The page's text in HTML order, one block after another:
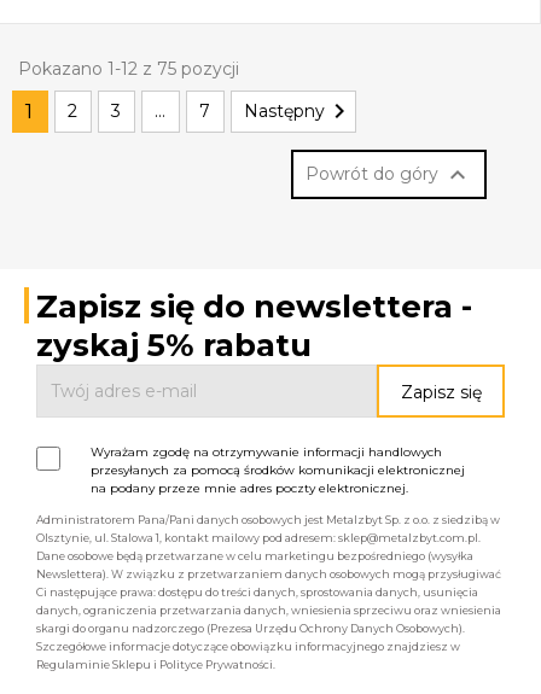
Pokazano 1-12 z 75 pozycji
1 2 3 … 7 Następny 
Powrót do góry 
Zapisz się do newslettera -
zyskaj 5% rabatu
Wyrażam zgodę na otrzymywanie informacji handlowych
przesyłanych za pomocą środków komunikacji elektronicznej
na podany przeze mnie adres poczty elektronicznej.
Administratorem Pana/Pani danych osobowych jest Metalzbyt Sp. z o.o. z siedzibą w
Olsztynie, ul. Stalowa 1, kontakt mailowy pod adresem: sklep@metalzbyt.com.pl.
Dane osobowe będą przetwarzane w celu marketingu bezpośredniego (wysyłka
Newslettera). W związku z przetwarzaniem danych osobowych mogą przysługiwać
Ci następujące prawa: dostępu do treści danych, sprostowania danych, usunięcia
danych, ograniczenia przetwarzania danych, wniesienia sprzeciwu oraz wniesienia
skargi do organu nadzorczego (Prezesa Urzędu Ochrony Danych Osobowych).
Szczegółowe informacje dotyczące obowiązku informacyjnego znajdziesz w
Regulaminie Sklepu i Polityce Prywatności.